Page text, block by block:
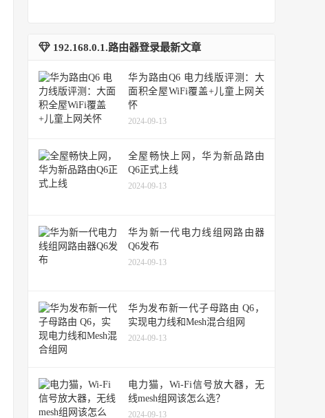
192.168.0.1.路由器登录最新文章
华为路由Q6 电力线版评测：大
面积全屋WiFi覆盖+儿童上网关
怀
2024-09-13
全屋畅快上网，华为新品路由
Q6正式上线
2024-09-13
华为新一代电力线组网路由器
Q6发布
2024-09-13
华为发布新一代子母路由 Q6，
实现电力线和Mesh混合组网
2024-09-13
电力猫，Wi-Fi信号放大器，无
线mesh组网该怎么选？
2024-09-13